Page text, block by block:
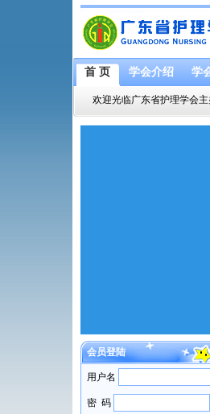
首 页 学会介绍 学
欢迎光临广东省护理学会
会员登陆
用户名
密 码